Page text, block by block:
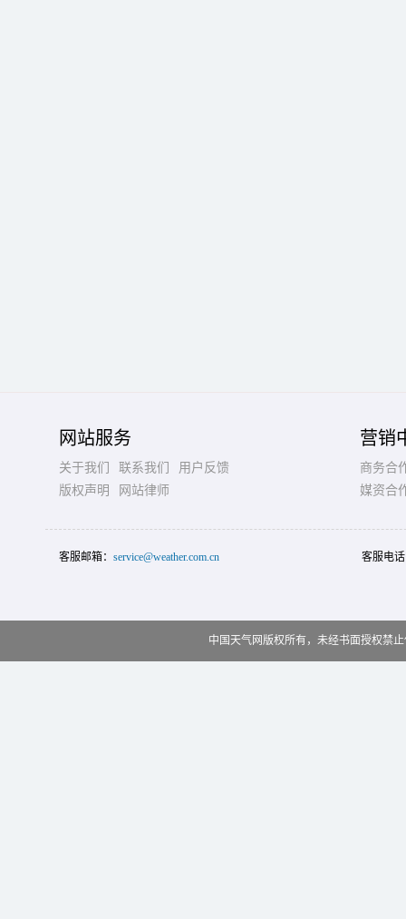
网站服务
关于我们 联系我们
用户反馈
版权声明
网站律师
营销
商务合
媒资合
客服邮箱： service@weather.com.cn 客服电
中国天气网版权所有，未经书面授权